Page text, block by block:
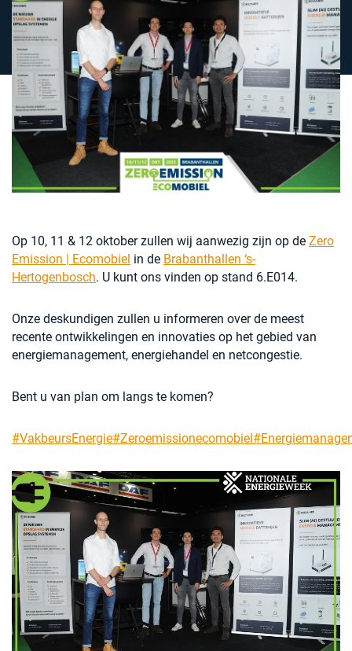
Contact
SIMULATIERAPPORT
BOLT-20 (container)
Industrie
Laadinfrastructuur
Installateurs
Adviseurs & projectpartners
Op 10, 11 & 12 oktober zullen wij aanwezig zijn op de Zero
Emission | Ecomobiel in de Brabanthallen ‘s-
Hertogenbosch. U kunt ons vinden op stand 6.E014.
Onze deskundigen zullen u informeren over de meest
recente ontwikkelingen en innovaties op het gebied van
energiemanagement, energiehandel en netcongestie.
Bent u van plan om langs te komen?
#VakbeursEnergie#Zeroemissionecomobiel